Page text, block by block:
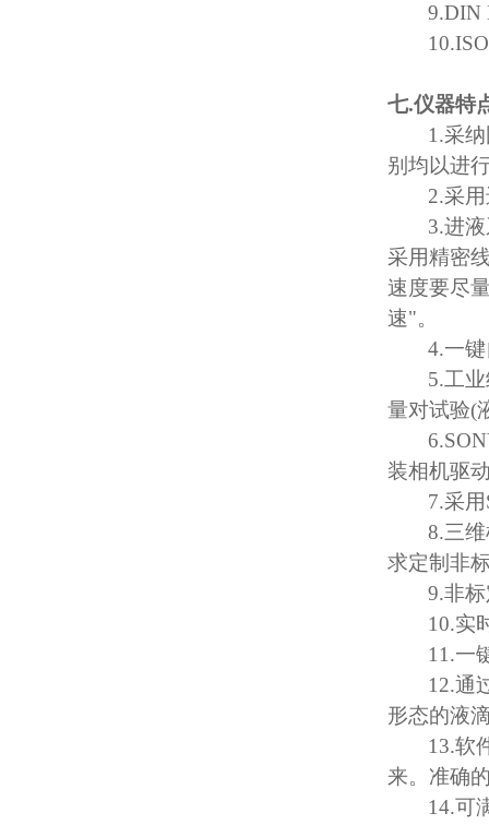
9.DIN
七.仪器特
1.采
别均以进
2.采
3.进
采用精密
速度要尽
速"。
4.一
5.工
量对试验(
装相机驱
7.采用
8.三
求定制非
9.非
10.实
11.一
12.通
形态的液
13.软
来。准确
14.可